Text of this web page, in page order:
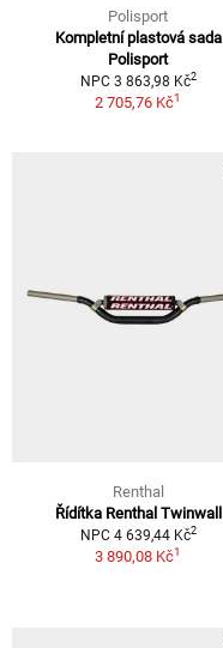
Polisport
Kompletní plastová sada
Polisport
NPC 3 863,98 Kč2
2 705,76 Kč1
Renthal
Řídítka Renthal Twinwall
NPC 4 639,44 Kč2
3 890,08 Kč1